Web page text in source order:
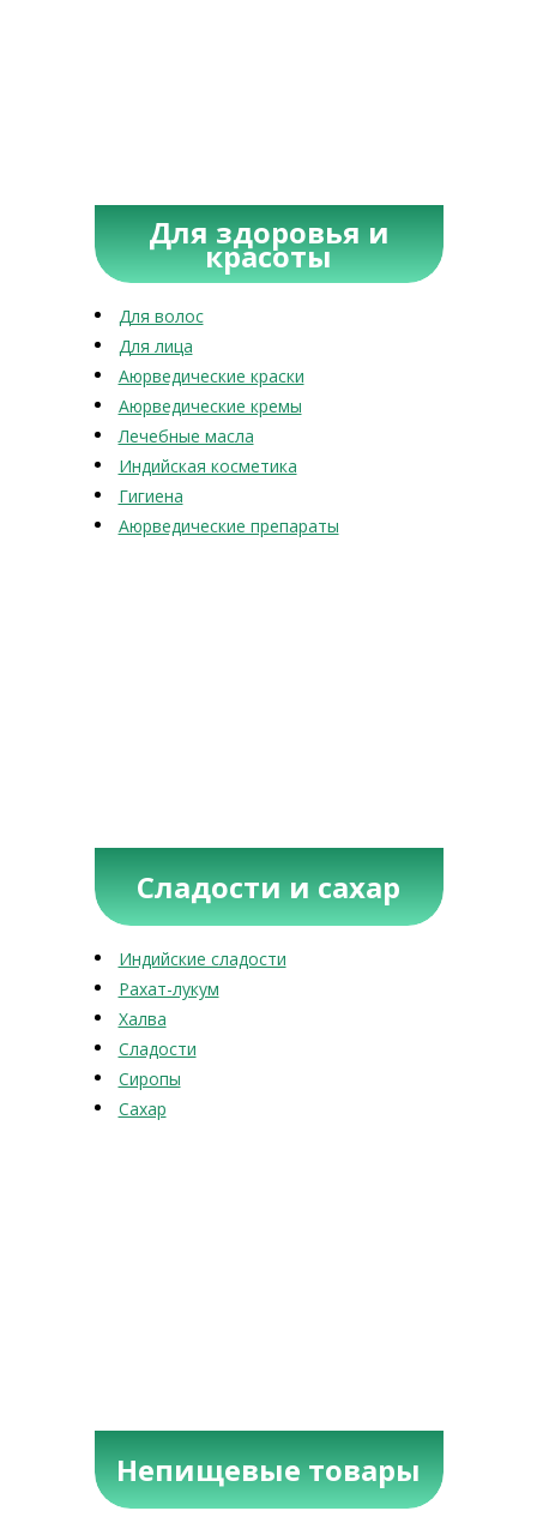
Для здоровья и
красоты
Для волос
Для лица
Аюрведические краски
Аюрведические кремы
Лечебные масла
Индийская косметика
Гигиена
Аюрведические препараты
Сладости и сахар
Индийские сладости
Рахат-лукум
Халва
Сладости
Сиропы
Сахар
Непищевые товары